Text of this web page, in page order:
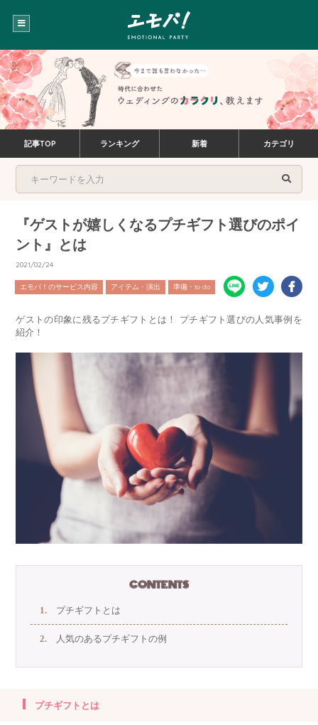
記事TOP ランキング 新着 カテゴリ
『ゲストが嬉しくなるプチギフト選びのポイ
ント』とは
2021/02/24
エモパ！のサービス内容 アイテム・演出 準備・to do
ゲストの印象に残るプチギフトとは！ プチギフト選びの人気事例を
紹介！
CONTENTS
プチギフトとは
人気のあるプチギフトの例
プチギフトとは